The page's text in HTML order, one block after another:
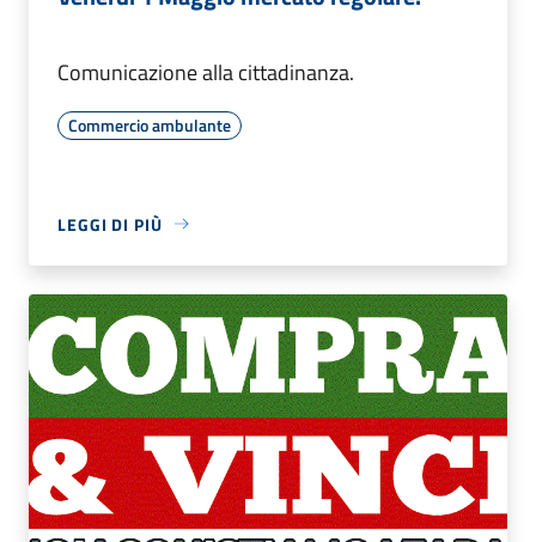
Comunicazione alla cittadinanza.
Commercio ambulante
LEGGI DI PIÙ